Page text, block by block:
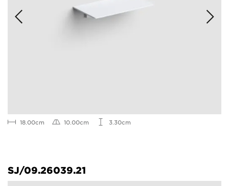
18.00cm 10.00cm 3.30cm
SJ/09.26039.21